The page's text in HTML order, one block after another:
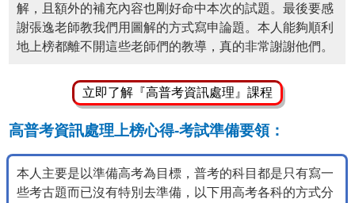
解，且額外的補充內容也剛好命中本次的試題。最後要感
謝張逸老師教我們用圖解的方式寫申論題。本人能夠順利
地上榜都離不開這些老師們的教導，真的非常謝謝他們。
立即了解『高普考資訊處理』課程
高普考資訊處理上榜心得-考試準備要領：
本人主要是以準備高考為目標，普考的科目都是只有寫一
些考古題而已沒有特別去準備，以下用高考各科的方式分